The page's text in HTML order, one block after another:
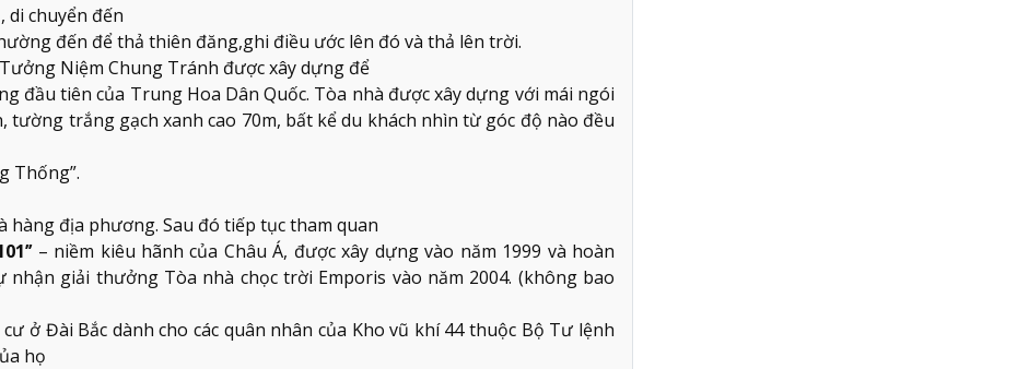
di chuyển đến
đến để thả thiên đăng,ghi điều ước lên đó và thả lên trời.
Niệm Chung Tránh được xây dựng để
đầu tiên của Trung Hoa Dân Quốc. Tòa nhà được xây dựng với mái ngói
tường trắng gạch xanh cao 70m, bất kể du khách nhìn từ góc độ nào đều
Thống”.
hàng địa phương. Sau đó tiếp tục tham quan
– niềm kiêu hãnh của Châu Á, được xây dựng vào năm 1999 và hoàn
nhận giải thưởng Tòa nhà chọc trời Emporis vào năm 2004. (không bao
ở Đài Bắc dành cho các quân nhân của Kho vũ khí 44 thuộc Bộ Tư lệnh
họ